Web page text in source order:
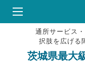
♥お
通所サービス
択肢を広げる
茨城県最大